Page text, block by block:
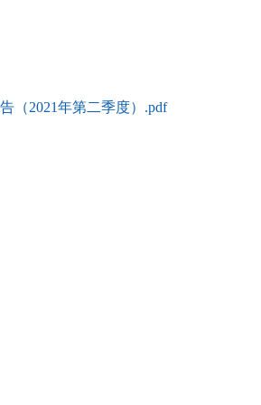
（2021年第二季度）.pdf